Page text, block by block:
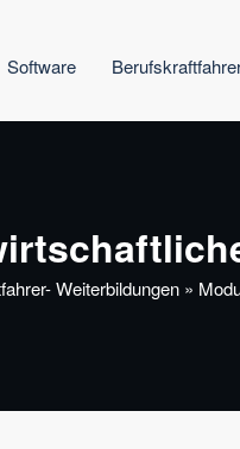
Software
Weiterbildungen »